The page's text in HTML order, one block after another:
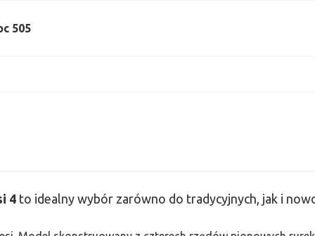
505
4 to idealny wybór zarówno do tradycyjnych, jak i